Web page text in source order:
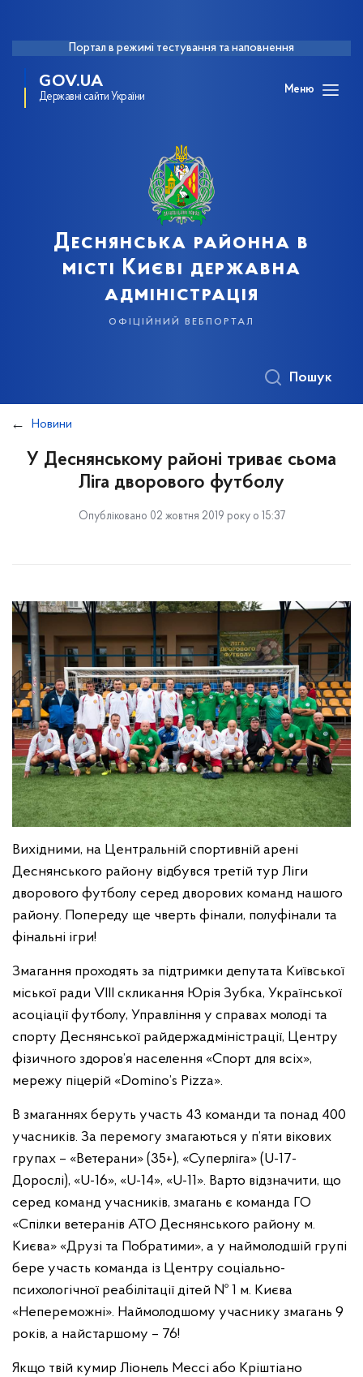
Портал в режимі тестування та наповнення
GOV.UA
Державні сайти України
Меню
Деснянська районна в
місті Києві державна
адміністрація
офіційний вебпортал
Пошук
Новини
У Деснянському районі триває сьома
Ліга дворового футболу
Опубліковано 02 жовтня 2019 року о 15:37
Вихідними, на Центральній спортивній арені
Деснянського району відбувся третій тур Ліги
дворового футболу серед дворових команд нашого
району. Попереду ще чверть фінали, полуфінали та
фінальні ігри!
Змагання проходять за підтримки депутата Київської
міської ради VIII скликання Юрія Зубка, Української
асоціації футболу, Управління у справах молоді та
спорту Деснянської райдержадміністрації, Центру
фізичного здоров’я населення «Спорт для всіх»,
мережу піцерій «Domino’s Pizza».
В змаганнях беруть участь 43 команди та понад 400
учасників. За перемогу змагаються у п’яти вікових
групах – «Ветерани» (35+), «Суперліга» (U-17-
Дорослі), «U-16», «U-14», «U-11». Варто відзначити, що
серед команд учасників, змагань є команда ГО
«Спілки ветеранів АТО Деснянського району м.
Києва» «Друзі та Побратими», а у наймолодшій групі
бере участь команда із Центру соціально-
психологічної реабілітації дітей № 1 м. Києва
«Непереможні». Наймолодшому учаснику змагань 9
років, а найстаршому – 76!
Якщо твій кумир Ліонель Мессі або Кріштіано